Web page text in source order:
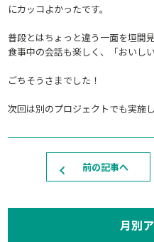
にカッコよかったです。
普段とはちょっと違う一面を垣間
食事中の会話も楽しく、「おいし
ごちそうさまでした！
次回は別のプロジェクトでも実施
前の記事へ
月別